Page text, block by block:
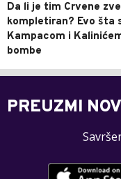
Da li je tim Crvene
kompletiran? Evo šta
Kampacom i
bombe
PREUZMI